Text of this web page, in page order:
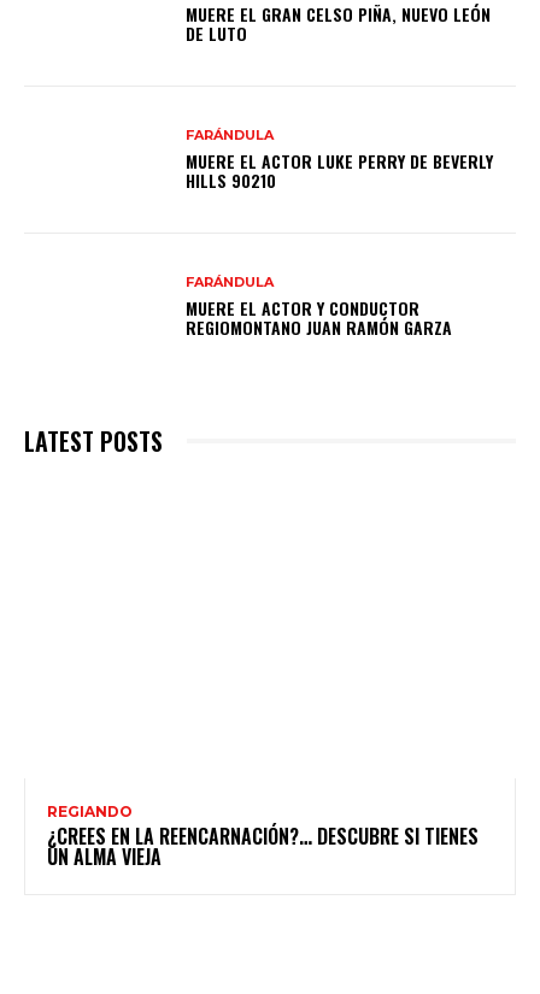
MUERE EL GRAN CELSO PIÑA, NUEVO LEÓN
DE LUTO
FARÁNDULA
MUERE EL ACTOR LUKE PERRY DE BEVERLY
HILLS 90210
FARÁNDULA
MUERE EL ACTOR Y CONDUCTOR
REGIOMONTANO JUAN RAMÓN GARZA
LATEST POSTS
REGIANDO
¿CREES EN LA REENCARNACIÓN?… DESCUBRE SI TIENES
UN ALMA VIEJA